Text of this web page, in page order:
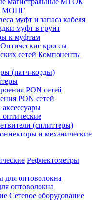
магистральные МТОК
МОПГ
муфт и запаса кабеля
муфт в грунт
к муфтам
Оптические кроссы
Компоненты
(патч-корды)
PON сетей
(сплиттеры)
и механические
Рефлектометры
оптоволокна
Сетевое оборудование